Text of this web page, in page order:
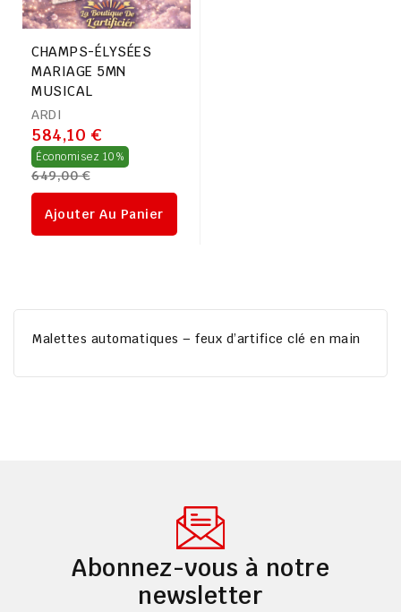
CHAMPS-ÉLYSÉES
MARIAGE 5MN
MUSICAL
ARDI
584,10 €
Économisez 10% Prix
régulier
649,00 €
Ajouter Au Panier
Malettes automatiques – feux d’artifice clé en main
Abonnez-vous à notre
newsletter